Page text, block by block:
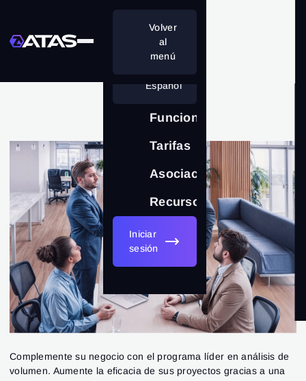
Funciones
Tarifas
Asociación
Recursos
Español
Iniciar
sesión
Volver
al
menú
Complemente su negocio con el programa líder en análisis de
volumen. Aumente la eficacia de sus proyectos gracias a una